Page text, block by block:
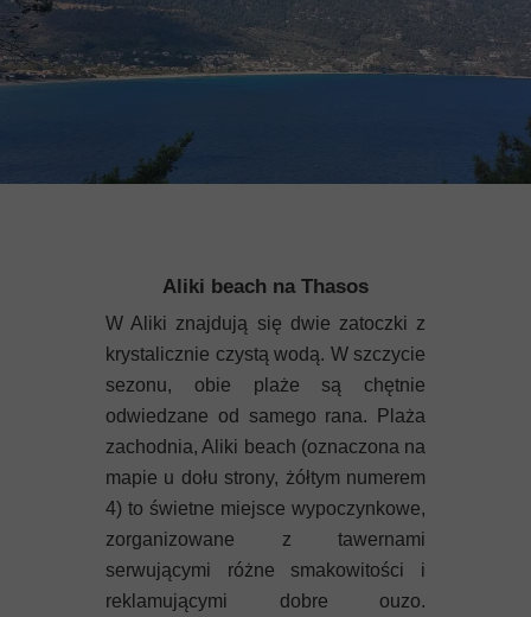
Aliki beach na Thasos
W Aliki znajdują się dwie zatoczki z
krystalicznie czystą wodą. W szczycie
sezonu, obie plaże są chętnie
odwiedzane od samego rana. Plaża
zachodnia, Aliki beach (oznaczona na
mapie u dołu strony, żółtym numerem
4) to świetne miejsce wypoczynkowe,
zorganizowane z tawernami
serwującymi różne smakowitości i
reklamującymi dobre ouzo.